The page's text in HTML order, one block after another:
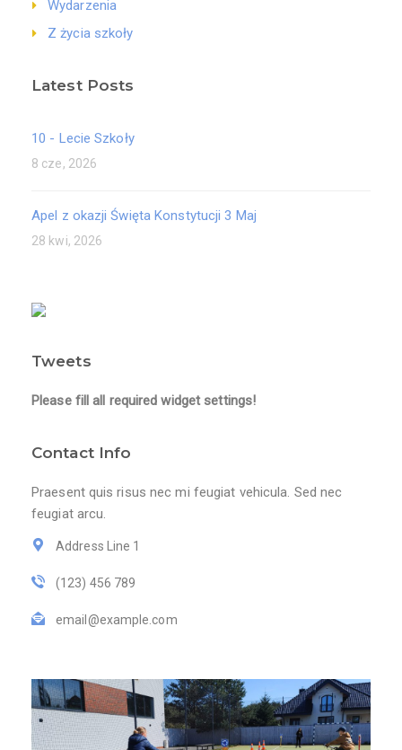
Wydarzenia
Z życia szkoły
Latest Posts
10 - Lecie Szkoły
8 cze, 2026
Apel z okazji Święta Konstytucji 3 Maj
28 kwi, 2026
Tweets
Please fill all required widget settings!
Contact Info
Praesent quis risus nec mi feugiat vehicula. Sed nec
feugiat arcu.
Address Line 1
(123) 456 789
email@example.com